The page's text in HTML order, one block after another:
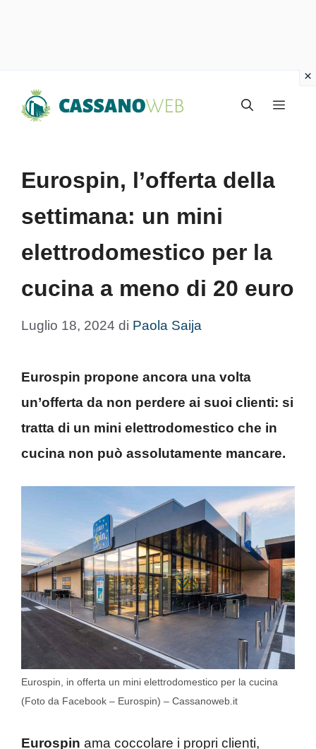
Menu
Eurospin, l’offerta della
settimana: un mini
elettrodomestico per la
cucina a meno di 20 euro
Luglio 18, 2024 di Paola Saija
Eurospin propone ancora una volta
un’offerta da non perdere ai suoi clienti: si
tratta di un mini elettrodomestico che in
cucina non può assolutamente mancare.
Eurospin, in offerta un mini elettrodomestico per la cucina
(Foto da Facebook – Eurospin) – Cassanoweb.it
Eurospin ama coccolare i propri clienti,